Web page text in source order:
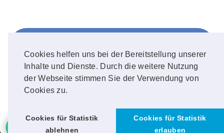
Cookies helfen uns bei der Bereitstellung unserer
Inhalte und Dienste. Durch die weitere Nutzung
der Webseite stimmen Sie der Verwendung von
Cookies zu.
Cookies für Statistik
ablehnen
Cookies für Statistik
erlauben
FOLLOW ME!
Instagram
OUR PHOTOS!